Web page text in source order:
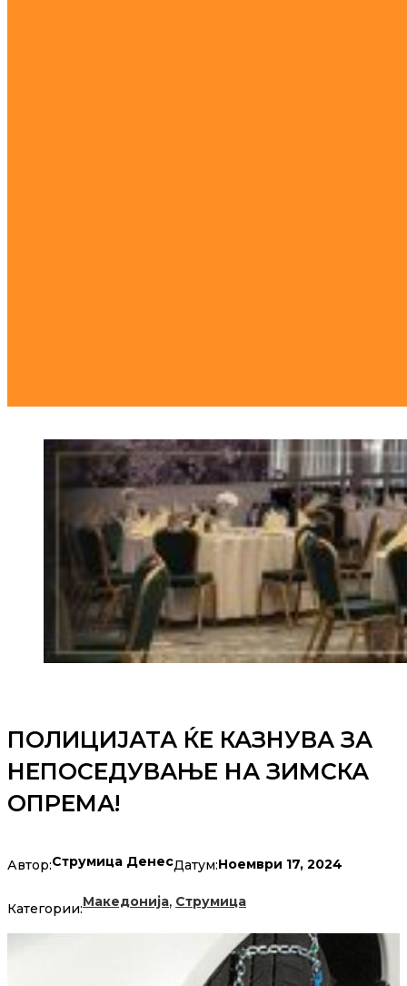
ПОЛИЦИЈАТА ЌЕ КАЗНУВА ЗА
НЕПОСЕДУВАЊЕ НА ЗИМСКА
ОПРЕМА!
Автор:Струмица ДенесДатум:Ноември 17, 2024
Категории:Македонија, Струмица